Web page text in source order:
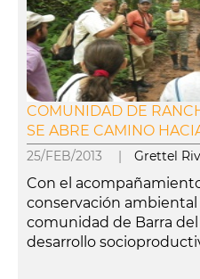
COMUNIDAD DE
SE ABRE CAMINO
25/FEB/2013 | Grettel
Con el
conservación
comunidad de Barra
desarrollo